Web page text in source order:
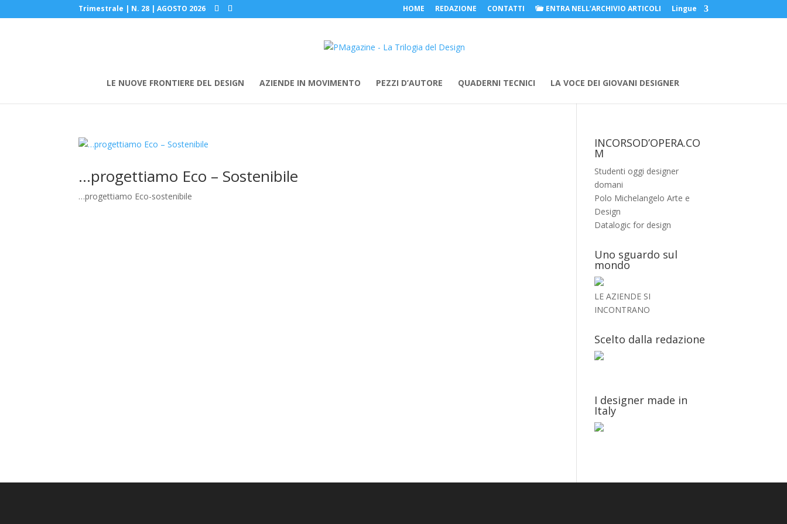
Trimestrale | N. 28 | AGOSTO 2026 HOME REDAZIONE CONTATTI ENTRA NELL’ARCHIVIO ARTICOLI Lingue
LE NUOVE FRONTIERE DEL DESIGN AZIENDE IN MOVIMENTO PEZZI D’AUTORE QUADERNI TECNICI LA VOCE DEI GIOVANI DESIGNER
…progettiamo Eco – Sostenibile
…progettiamo Eco-sostenibile
INCORSOD’OPERA.CO
M
Studenti oggi designer
domani
Polo Michelangelo Arte e
Design
Datalogic for design
Uno sguardo sul
mondo
LE AZIENDE SI
INCONTRANO
Scelto dalla redazione
I designer made in
Italy